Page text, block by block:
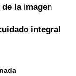
la imagen
integral